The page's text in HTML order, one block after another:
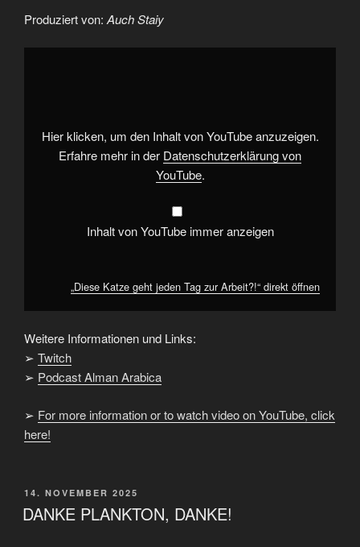
Produziert von:Auch Staiy
„Diese
von
YouTube
anzeigen
Hier klicken, um den Inhalt von YouTube anzuzeigen.
Erfahre mehr in der Datenschutzerklärung von
YouTube.
Inhalt von YouTube immer anzeigen
„Diese Katze geht jeden Tag zur Arbeit?!“ direkt öffnen
Weitere Informationen und Links:
➢ Twitch
➢ Podcast Alman Arabica
➢ For more information or to watch video on YouTube, click
here!
VERÖFFENTLICHT
AM
14. NOVEMBER 2025
DANKE PLANKTON, DANKE!